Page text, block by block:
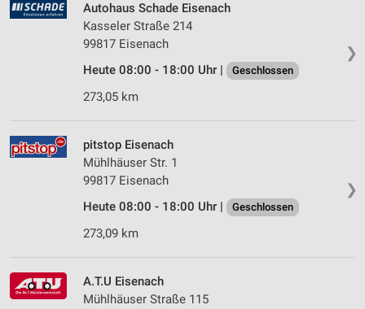
❯
Autohaus Schade Eisenach
Kasseler Straße 214
99817 Eisenach
Heute 08:00 - 18:00 Uhr |
Geschlossen
273,05 km
❯
pitstop Eisenach
Mühlhäuser Str. 1
99817 Eisenach
Heute 08:00 - 18:00 Uhr |
Geschlossen
273,09 km
A.T.U Eisenach
Mühlhäuser Straße 115